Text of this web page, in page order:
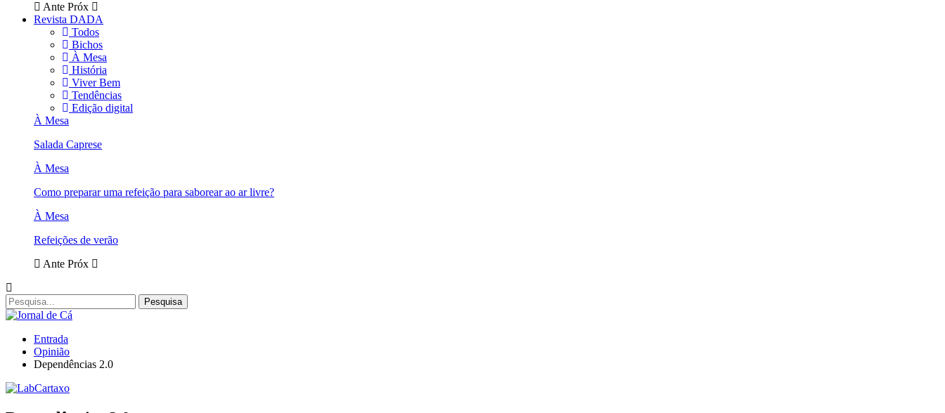
Ante Próx
Revista DADA
Todos
Bichos
À Mesa
História
Viver Bem
Tendências
Edição digital
À Mesa
Salada Caprese
À Mesa
Como preparar uma refeição para saborear ao ar livre?
À Mesa
Refeições de verão
Ante Próx
Entrada
Opinião
Dependências 2.0